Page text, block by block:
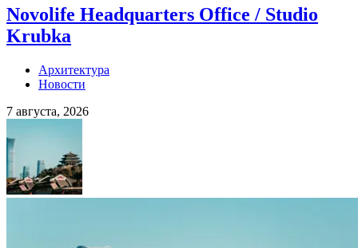
Novolife Headquarters Office / Studio
Krubka
Архитектура
Новости
7 августа, 2026